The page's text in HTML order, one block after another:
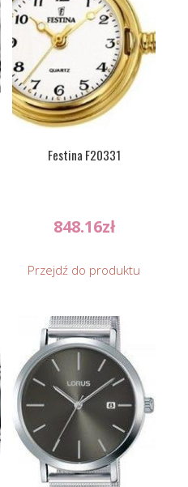
Festina F20331
848.16zł
Przejdź do produktu